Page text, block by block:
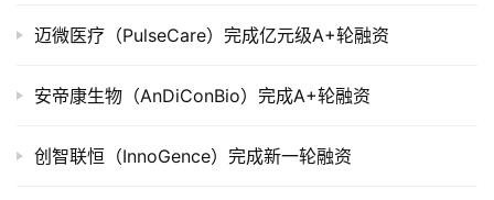
迈微医疗（PulseCare）完成亿元级A+轮融资
安帝康生物（AnDiConBio）完成A+轮融资
创智联恒（InnoGence）完成新一轮融资